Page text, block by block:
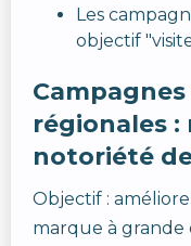
Les
objectif
régionales
notoriété
Objectif :
marque à grande